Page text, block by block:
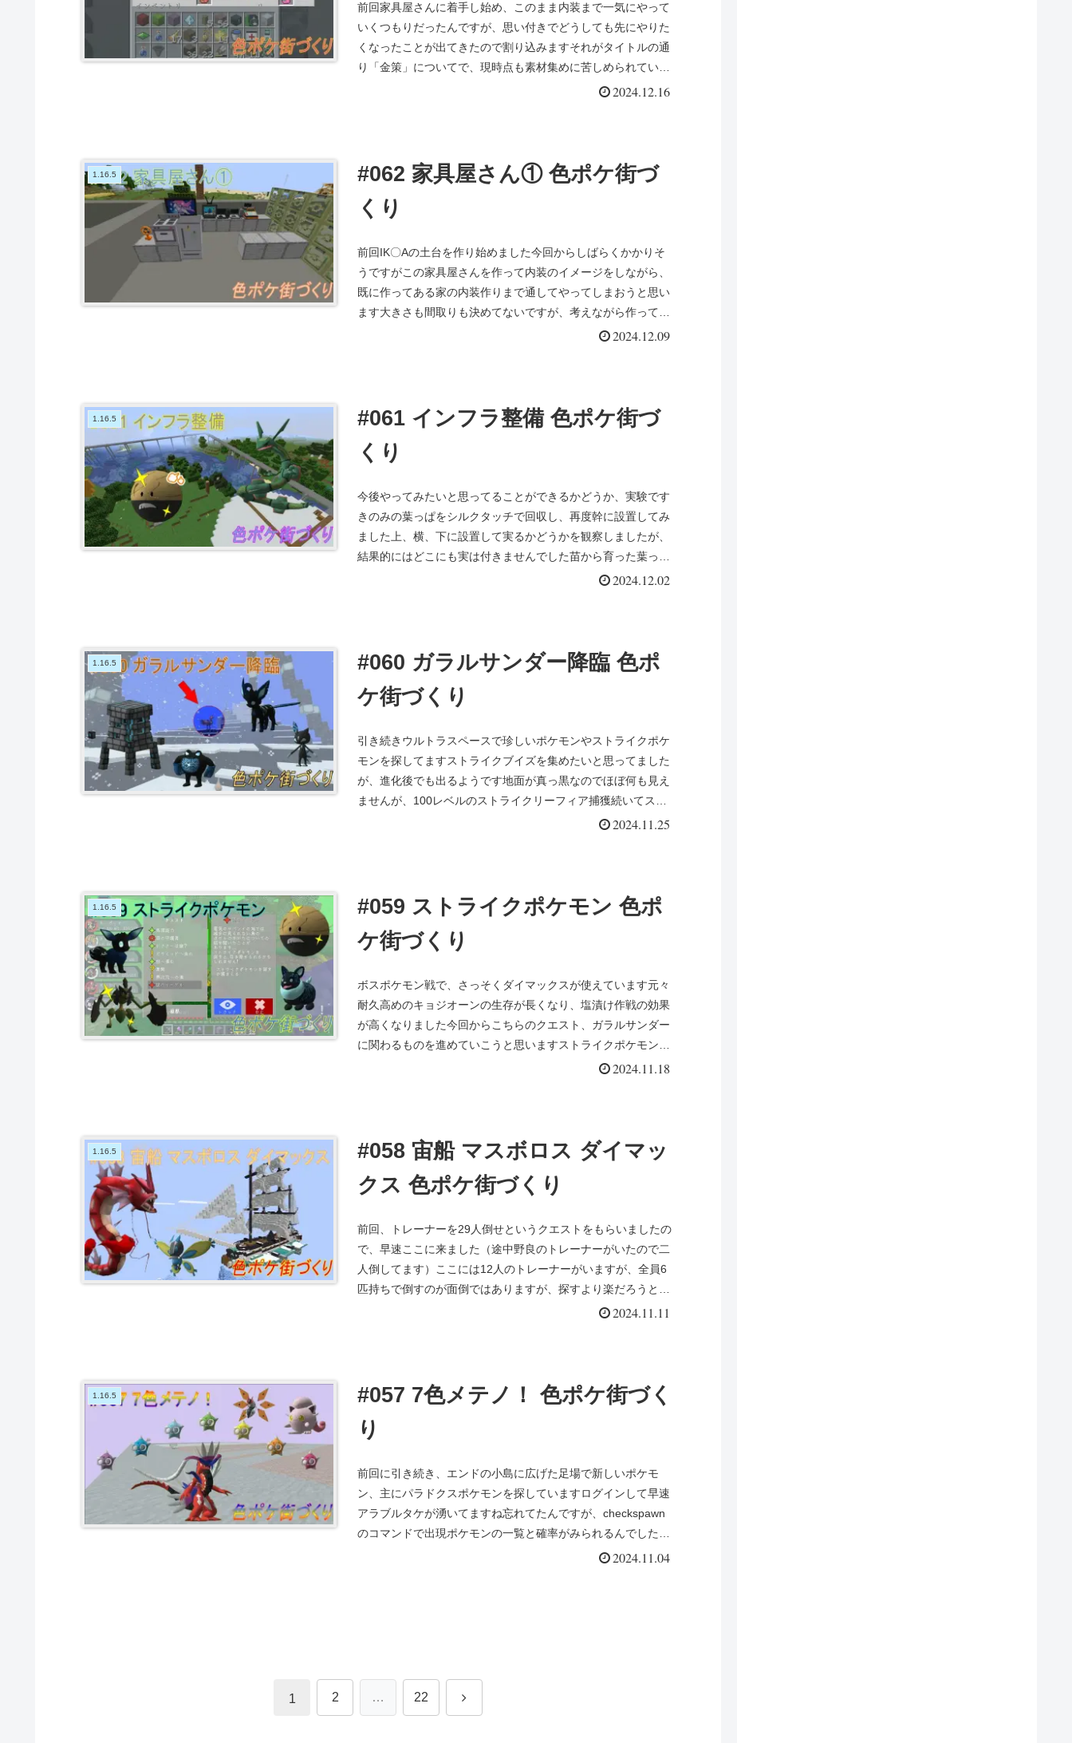
前回家具屋さんに着手し始め、このまま内装まで一気にやって
いくつもりだったんですが、思い付きでどうしても先にやりた
くなったことが出てきたので割り込みますそれがタイトルの通
り「金策」についてで、現時点も素材集めに苦しめられている
2024.12.16
1.16.5
#062 家具屋さん① 色ポケ街づ
くり
前回IK〇Aの土台を作り始めました今回からしばらくかかりそ
うですがこの家具屋さんを作って内装のイメージをしながら、
既に作ってある家の内装作りまで通してやってしまおうと思い
ます大きさも間取りも決めてないですが、考えながら作ってい
2024.12.09
1.16.5
#061 インフラ整備 色ポケ街づ
くり
今後やってみたいと思ってることができるかどうか、実験です
きのみの葉っぱをシルクタッチで回収し、再度幹に設置してみ
ました上、横、下に設置して実るかどうかを観察しましたが、
結果的にはどこにも実は付きませんでした苗から育った葉っぱ
2024.12.02
1.16.5
#060 ガラルサンダー降臨 色ポ
ケ街づくり
引き続きウルトラスペースで珍しいポケモンやストライクポケ
モンを探してますストライクブイズを集めたいと思ってました
が、進化後でも出るようです地面が真っ黒なのでほぼ何も見え
ませんが、100レベルのストライクリーフィア捕獲続いてスト
2024.11.25
1.16.5
#059 ストライクポケモン 色ポ
ケ街づくり
ボスポケモン戦で、さっそくダイマックスが使えています元々
耐久高めのキョジオーンの生存が長くなり、塩漬け作戦の効果
が高くなりました今回からこちらのクエスト、ガラルサンダー
に関わるものを進めていこうと思いますストライクポケモンを
2024.11.18
1.16.5
#058 宙船 マスボロス ダイマッ
クス 色ポケ街づくり
前回、トレーナーを29人倒せというクエストをもらいましたの
で、早速ここに来ました（途中野良のトレーナーがいたので二
人倒してます）ここには12人のトレーナーがいますが、全員6
匹持ちで倒すのが面倒ではありますが、探すより楽だろうとい
2024.11.11
1.16.5
#057 7色メテノ！ 色ポケ街づく
り
前回に引き続き、エンドの小島に広げた足場で新しいポケモ
ン、主にパラドクスポケモンを探していますログインして早速
アラブルタケが湧いてますね忘れてたんですが、checkspawn
のコマンドで出現ポケモンの一覧と確率がみられるんでしたや
2024.11.04
1 2 … 22 次